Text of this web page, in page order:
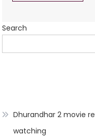
Search
Dhurandhar 2 movie
watching